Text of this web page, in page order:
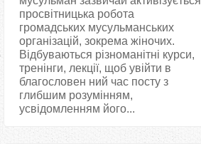
просвітницька робота
громадських мусульманських
організацій, зокрема жіночих.
Відбуваються різноманітні курси,
тренінги, лекції, щоб увійти в
благословен ний час посту з
глибшим розумінням,
усвідомленням його...